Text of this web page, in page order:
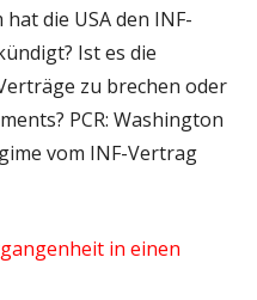
die USA den INF-
Ist es die
zu brechen oder
PCR: Washington
vom INF-Vertrag
in einen